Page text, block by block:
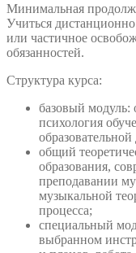
Минимальная
Учиться
или частичное
обязанностей.
Структура курса:
базовый модуль:
психология
образовательной
общий
образования,
преподавании
музыкальной
процесса;
специальный
выбранном